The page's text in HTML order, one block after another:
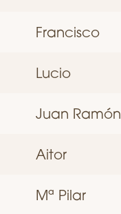
Francisco
Lucio
Juan Ramón
Aitor
Mª Pilar